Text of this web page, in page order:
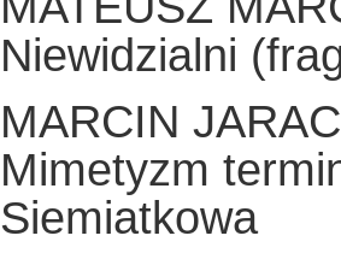
Niewidzialni
MARCIN
Mimetyzm
Siemiatkowa